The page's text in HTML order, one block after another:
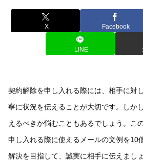
X Facebook
LINE
契約解除を申し入れる際には、相手に対
寧に状況を伝えることが大切です。しか
えるべきか悩むこともあるでしょう。こ
申し入れる際に使えるメールの文例を10
解決を目指して、誠実に相手に伝えましょ